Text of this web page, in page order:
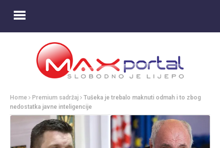
Home Premium sadržaj
Tušeka je trebalo maknuti odmah i to zbog
nedostatka javne inteligencije